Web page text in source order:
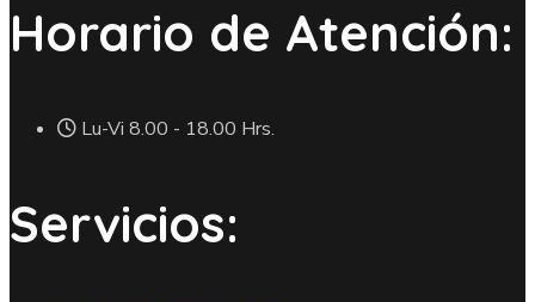
Horario de Atención:
Lu-Vi 8.00 - 18.00 Hrs.
Servicios: